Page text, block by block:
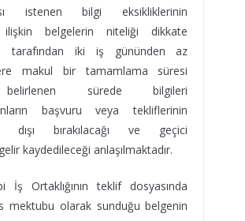
istenen bilgi eksikliklerinin
ilişkin belgelerin niteliği dikkate
tarafından iki iş gününden az
makul bir tamamlama süresi
belirlenen sürede bilgileri
başvuru veya tekliflerinin
dışı bırakılacağı ve geçici
kaydedileceği anlaşılmaktadır.
İş Ortaklığının teklif dosyasında
mektubu olarak sunduğu belgenin